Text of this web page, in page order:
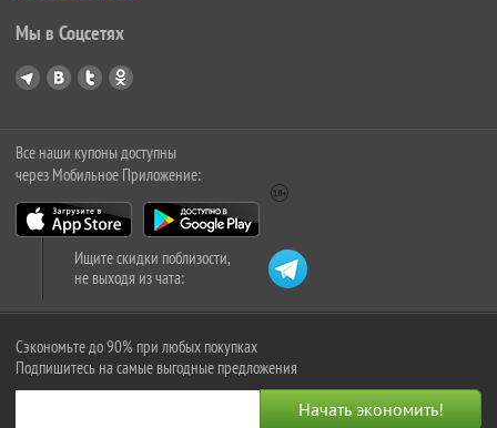
Мы в Соцсетях
Все наши купоны доступны
через Мобильное Приложение:
Ищите скидки поблизости,
не выходя из чата:
Сэкономьте до 90% при любых покупках
Подпишитесь на самые выгодные предложения